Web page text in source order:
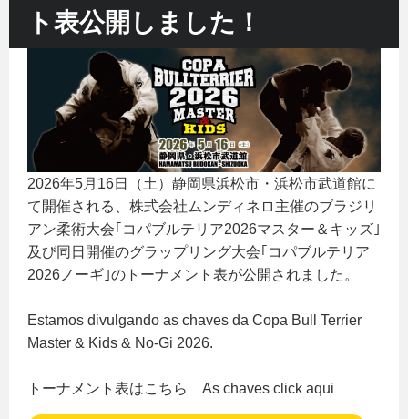
ト表公開しました！
2026年5月16日（土）静岡県浜松市・浜松市武道館に
て開催される、株式会社ムンディネロ主催のブラジリ
アン柔術大会｢コパブルテリア2026マスター＆キッズ｣
及び同日開催のグラップリング大会｢コパブルテリア
2026ノーギ｣のトーナメント表が公開されました。
Estamos divulgando as chaves da Copa Bull Terrier
Master & Kids & No-Gi 2026.
トーナメント表はこちら As chaves click aqui